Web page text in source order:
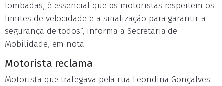
lombadas, é essencial que os motoristas respeitem os
limites de velocidade e a sinalização para garantir a
segurança de todos”, informa a Secretaria de
Mobilidade, em nota.
Motorista reclama
Motorista que trafegava pela rua Leondina Gonçalves